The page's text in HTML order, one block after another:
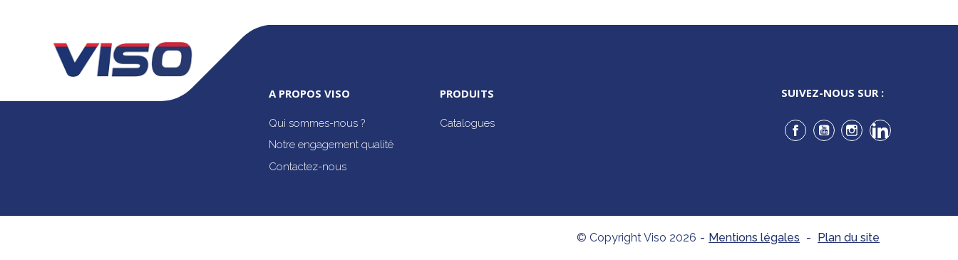
A PROPOS VISO
Qui sommes-nous ?
Notre engagement qualité
Contactez-nous
PRODUITS
Catalogues
SUIVEZ-NOUS SUR :
Facebook
YouTubeInstagramLinkedIn
© Copyright Viso 2026 - Mentions légales - Plan du site